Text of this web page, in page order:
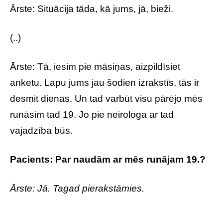
Ārste: Situācija tāda, kā jums, jā, bieži.
(..)
Ārste: Tā, iesim pie māsiņas, aizpildīsiet
anketu. Lapu jums jau šodien izrakstīs, tās ir
desmit dienas. Un tad varbūt visu pārējo mēs
runāsim tad 19. Jo pie neirologa ar tad
vajadzība būs.
Pacients: Par naudām ar mēs runājam 19.?
Ārste: Jā. Tagad pierakstāmies.